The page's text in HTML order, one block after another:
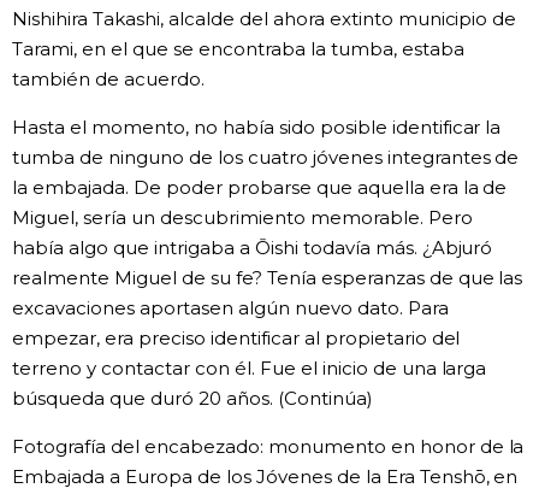
Nishihira Takashi, alcalde del ahora extinto municipio de
Tarami, en el que se encontraba la tumba, estaba
también de acuerdo.
Hasta el momento, no había sido posible identificar la
tumba de ninguno de los cuatro jóvenes integrantes de
la embajada. De poder probarse que aquella era la de
Miguel, sería un descubrimiento memorable. Pero
había algo que intrigaba a Ōishi todavía más. ¿Abjuró
realmente Miguel de su fe? Tenía esperanzas de que las
excavaciones aportasen algún nuevo dato. Para
empezar, era preciso identificar al propietario del
terreno y contactar con él. Fue el inicio de una larga
búsqueda que duró 20 años. (Continúa)
Fotografía del encabezado: monumento en honor de la
Embajada a Europa de los Jóvenes de la Era Tenshō, en